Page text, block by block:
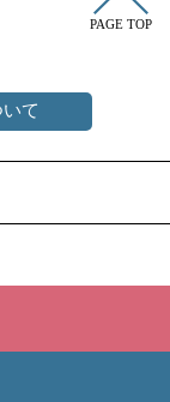
PAGE TOP
て